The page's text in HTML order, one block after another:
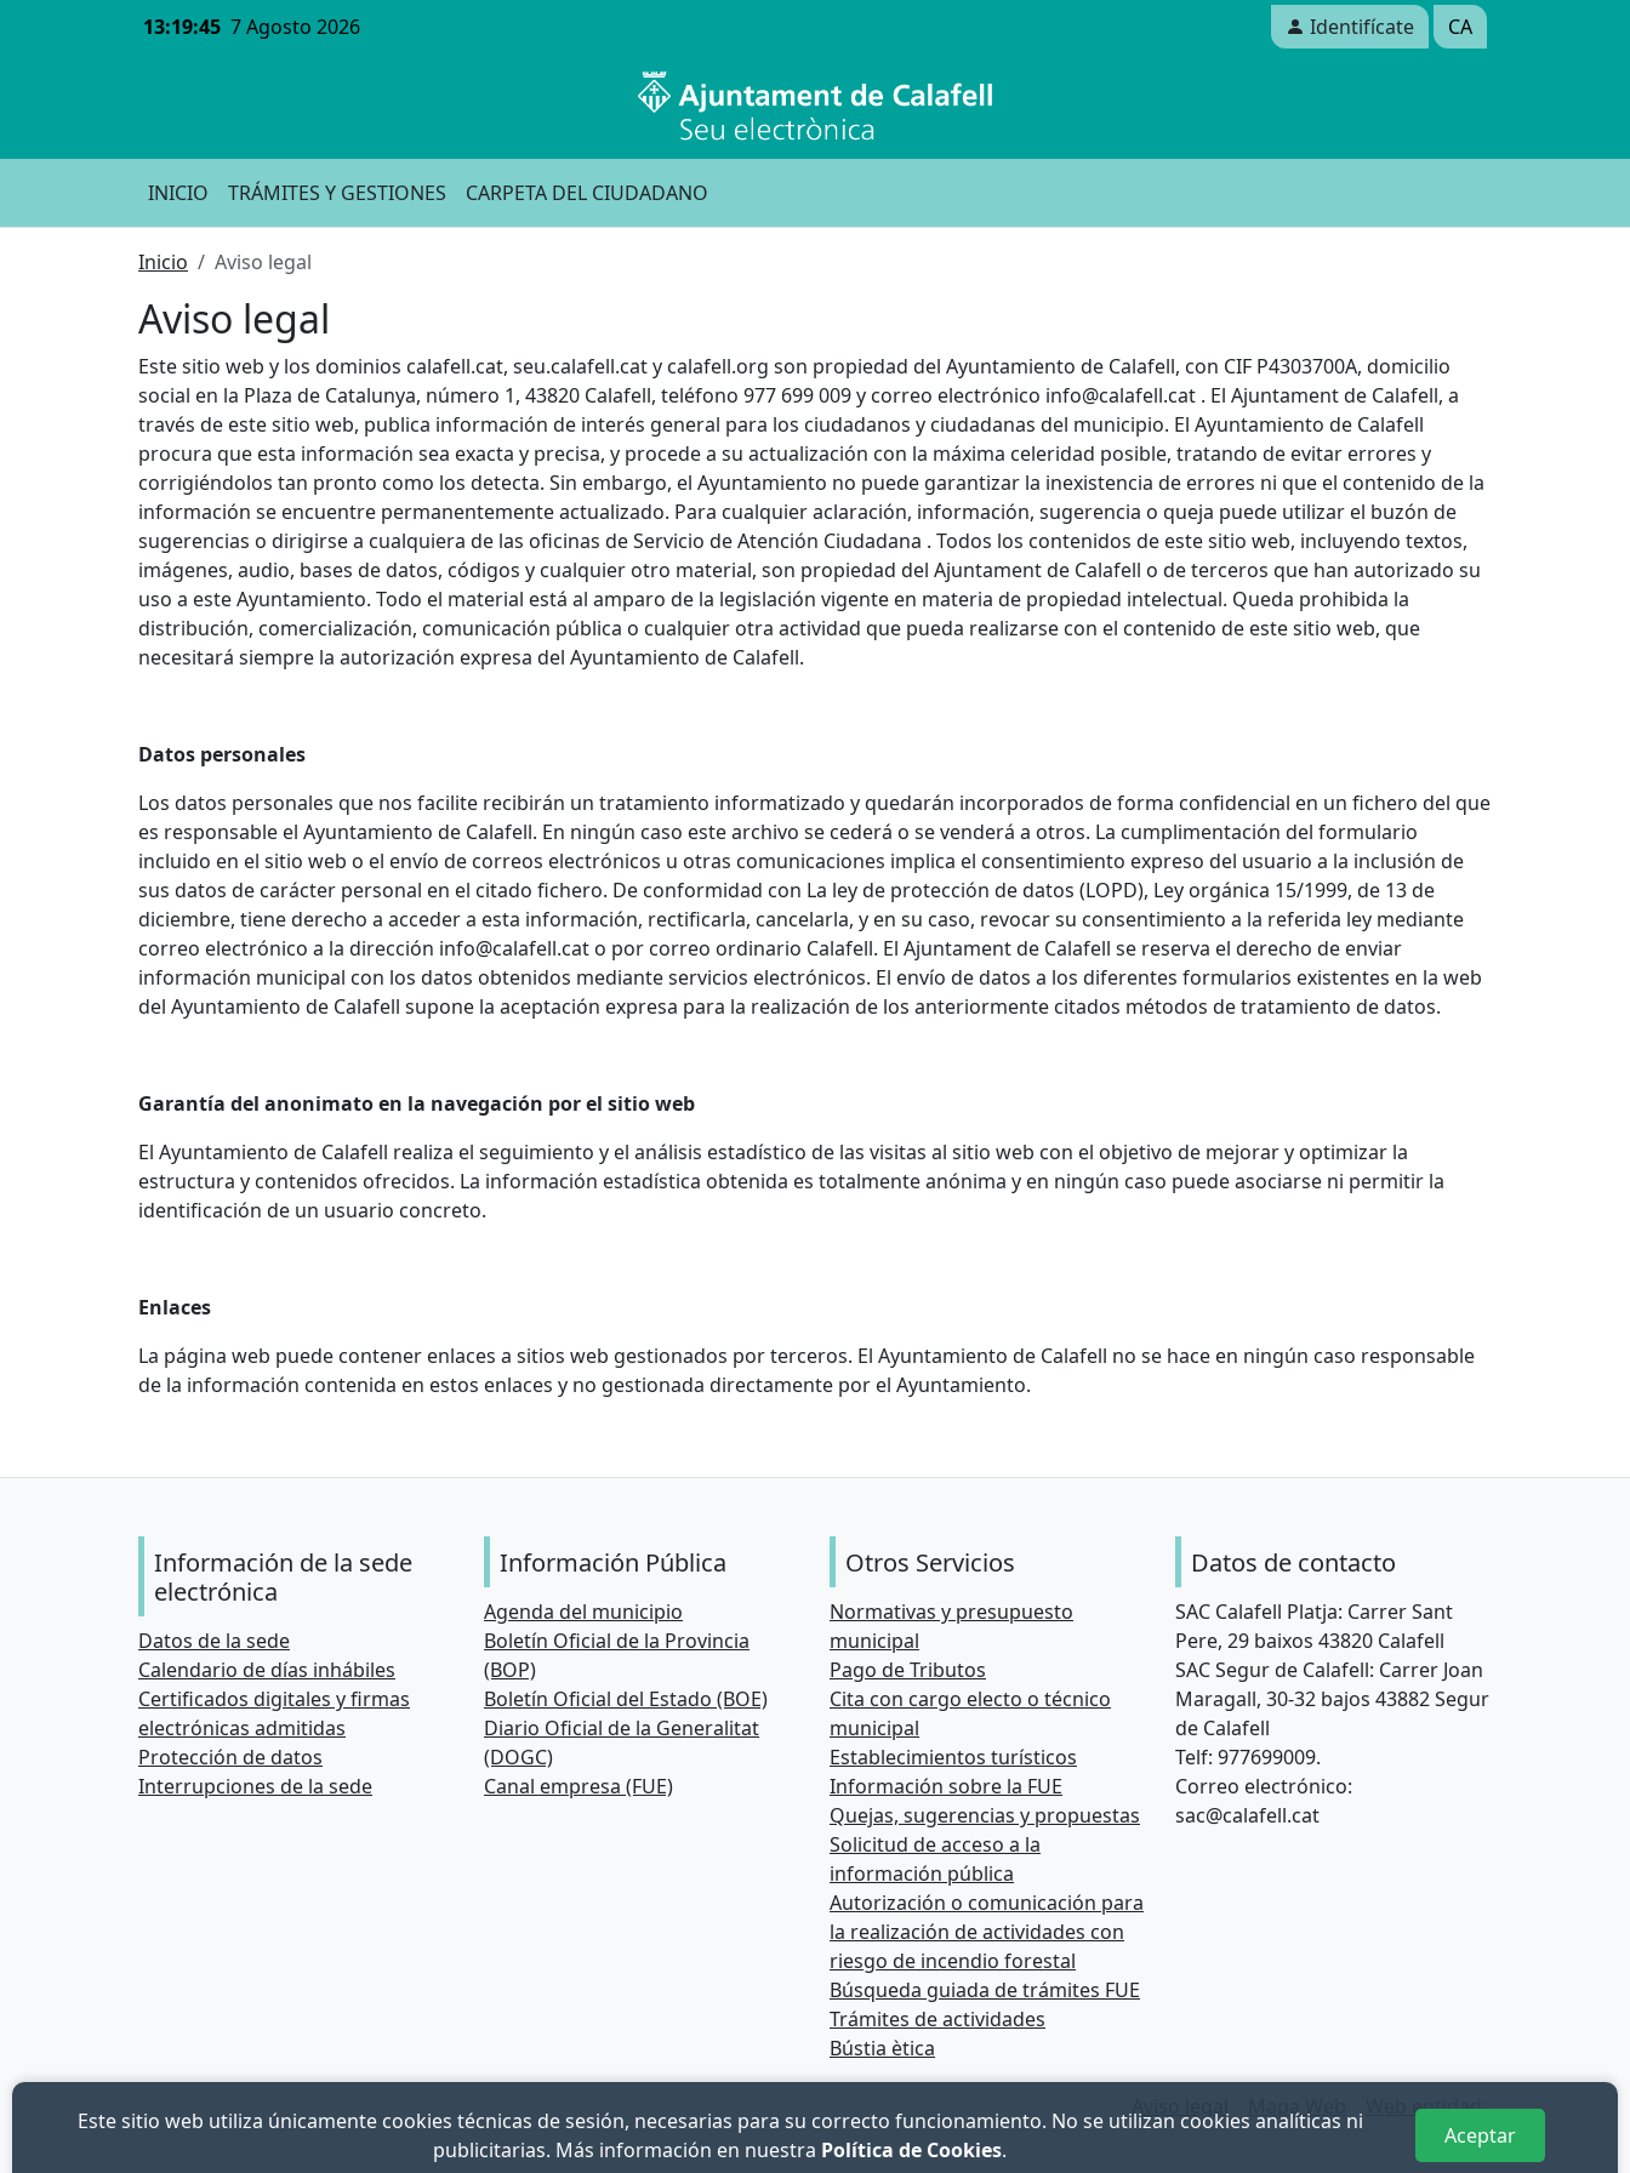
13:19:46 7 Agosto 2026 Identifícate CA
INICIO TRÁMITES Y GESTIONES CARPETA DEL CIUDADANO
Inicio Aviso legal
Aviso legal
Este sitio web y los dominios calafell.cat, seu.calafell.cat y calafell.org son propiedad del Ayuntamiento de Calafell, con CIF P4303700A, domicilio
social en la Plaza de Catalunya, número 1, 43820 Calafell, teléfono 977 699 009 y correo electrónico info@calafell.cat . El Ajuntament de Calafell, a
través de este sitio web, publica información de interés general para los ciudadanos y ciudadanas del municipio. El Ayuntamiento de Calafell
procura que esta información sea exacta y precisa, y procede a su actualización con la máxima celeridad posible, tratando de evitar errores y
corrigiéndolos tan pronto como los detecta. Sin embargo, el Ayuntamiento no puede garantizar la inexistencia de errores ni que el contenido de la
información se encuentre permanentemente actualizado. Para cualquier aclaración, información, sugerencia o queja puede utilizar el buzón de
sugerencias o dirigirse a cualquiera de las oficinas de Servicio de Atención Ciudadana . Todos los contenidos de este sitio web, incluyendo textos,
imágenes, audio, bases de datos, códigos y cualquier otro material, son propiedad del Ajuntament de Calafell o de terceros que han autorizado su
uso a este Ayuntamiento. Todo el material está al amparo de la legislación vigente en materia de propiedad intelectual. Queda prohibida la
distribución, comercialización, comunicación pública o cualquier otra actividad que pueda realizarse con el contenido de este sitio web, que
necesitará siempre la autorización expresa del Ayuntamiento de Calafell.
Datos personales
Los datos personales que nos facilite recibirán un tratamiento informatizado y quedarán incorporados de forma confidencial en un fichero del que
es responsable el Ayuntamiento de Calafell. En ningún caso este archivo se cederá o se venderá a otros. La cumplimentación del formulario
incluido en el sitio web o el envío de correos electrónicos u otras comunicaciones implica el consentimiento expreso del usuario a la inclusión de
sus datos de carácter personal en el citado fichero. De conformidad con La ley de protección de datos (LOPD), Ley orgánica 15/1999, de 13 de
diciembre, tiene derecho a acceder a esta información, rectificarla, cancelarla, y en su caso, revocar su consentimiento a la referida ley mediante
correo electrónico a la dirección info@calafell.cat o por correo ordinario Calafell. El Ajuntament de Calafell se reserva el derecho de enviar
información municipal con los datos obtenidos mediante servicios electrónicos. El envío de datos a los diferentes formularios existentes en la web
del Ayuntamiento de Calafell supone la aceptación expresa para la realización de los anteriormente citados métodos de tratamiento de datos.
Garantía del anonimato en la navegación por el sitio web
El Ayuntamiento de Calafell realiza el seguimiento y el análisis estadístico de las visitas al sitio web con el objetivo de mejorar y optimizar la
estructura y contenidos ofrecidos. La información estadística obtenida es totalmente anónima y en ningún caso puede asociarse ni permitir la
identificación de un usuario concreto.
Enlaces
La página web puede contener enlaces a sitios web gestionados por terceros. El Ayuntamiento de Calafell no se hace en ningún caso responsable
de la información contenida en estos enlaces y no gestionada directamente por el Ayuntamiento.
Información de la sede
electrónica
Datos de la sede
Calendario de días inhábiles
Certificados digitales y firmas
electrónicas admitidas
Protección de datos
Interrupciones de la sede
Información Pública
Agenda del municipio
Boletín Oficial de la Provincia
(BOP)
Boletín Oficial del Estado (BOE)
Diario Oficial de la Generalitat
(DOGC)
Canal empresa (FUE)
Otros Servicios
Normativas y presupuesto
municipal
Pago de Tributos
Cita con cargo electo o técnico
municipal
Establecimientos turísticos
Información sobre la FUE
Quejas, sugerencias y propuestas
Solicitud de acceso a la
información pública
Autorización o comunicación para
la realización de actividades con
riesgo de incendio forestal
Búsqueda guiada de trámites FUE
Trámites de actividades
Bústia ètica
Datos de contacto
SAC Calafell Platja: Carrer Sant
Pere, 29 baixos 43820 Calafell
SAC Segur de Calafell: Carrer Joan
Maragall, 30-32 bajos 43882 Segur
de Calafell
Telf: 977699009.
Correo electrónico:
sac@calafell.cat
Mapa Web Web entidad
Este sitio web utiliza únicamente cookies técnicas de sesión, necesarias para su correcto funcionamiento. No se utilizan cookies analíticas ni
publicitarias. Más información en nuestra Política de Cookies.
Aceptar